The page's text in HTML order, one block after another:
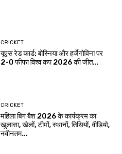
CRICKET
यूएस रेड कार्ड: बोस्निया और हर्जेगोविना पर
2-0 फीफा विश्व कप 2026 की जीत...
CRICKET
महिला बिग बैश 2026 के कार्यक्रम का
खुलासा, खेलों, टीमों, स्थानों, तिथियों, वीडियो,
नवीनतम...